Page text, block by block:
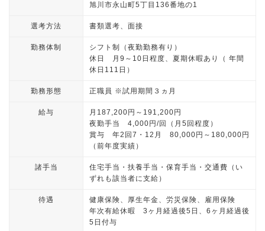
旭川市永山町5丁目136番地の1
選考方法 書類選考、面接
勤務体制
シフト制（夜勤勤務有り）
休日 月9～10日程度、夏期休暇あり（ 年間
休日111日）
勤務形態 正職員 ※試用期間３ヵ月
給与
月187,200円～191,200円
夜勤手当 4,000円/回（月5回程度）
賞与 年2回7・12月 80,000円～180,000円
（前年度実績）
諸手当
住宅手当・扶養手当・保育手当・交通費（い
ずれも該当者に支給）
待遇
健康保険、厚生年金、労災保険、雇用保険
年次有給休暇 3ヶ月経過後5日、6ヶ月経過後
5日付与